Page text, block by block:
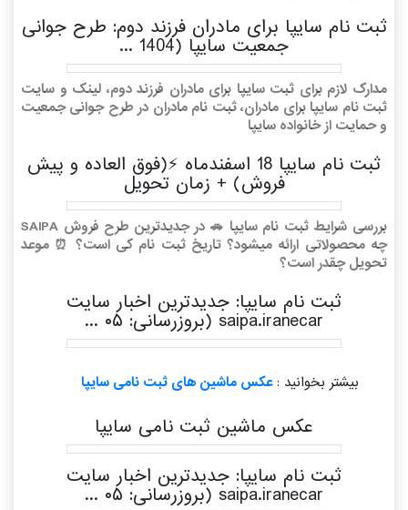
ثبت نام سایپا برای مادران فرزند دوم: طرح جوانی
جمعیت سایپا (1404 ...
مدارک لازم برای ثبت سایپا برای مادران فرزند دوم، لینک و سایت
ثبت نام سایپا برای مادران، ثبت نام مادران در طرح جوانی جمعیت
و حمایت از خانواده سایپا
ثبت نام سایپا 18 اسفندماه ⚡️(فوق العاده و پیش
فروش) + زمان تحویل
بررسی شرایط ثبت نام سایپا 🚗 در جدیدترین طرح فروش SAIPA
چه محصولاتی ارائه میشود؟ تاریخ ثبت نام کی است؟ ⏰ موعد
تحویل چقدر است؟
ثبت نام سایپا: جدیدترین اخبار سایت
saipa.iranecar (بروزرسانی: ۰۵ ...
بیشتر بخوانید :عکس ماشین های ثبت نامی سایپا
عکس ماشین ثبت نامی سایپا
ثبت نام سایپا: جدیدترین اخبار سایت
saipa.iranecar (بروزرسانی: ۰۵ ...